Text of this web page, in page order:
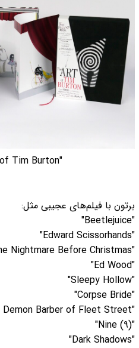
"The Art of Tim Burton"
برتون با فیلم‌های عجیبی مثل:
"Beetlejuice"
"Edward Scissorhands"
"The Nightmare Before Christmas"
"Ed Wood"
"Sleepy Hollow"
"Corpse Bride"
"Sweeney Todd: The Demon Barber of Fleet Street"
"Nine (9)"
"Dark Shadows"